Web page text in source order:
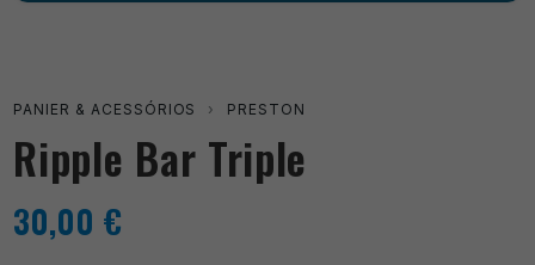
PANIER & ACESSÓRIOS › PRESTON
Ripple Bar Triple
30,00 €